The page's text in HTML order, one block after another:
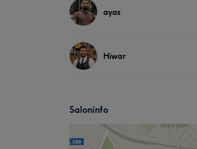
ayas
Hiwar
Saloninfo